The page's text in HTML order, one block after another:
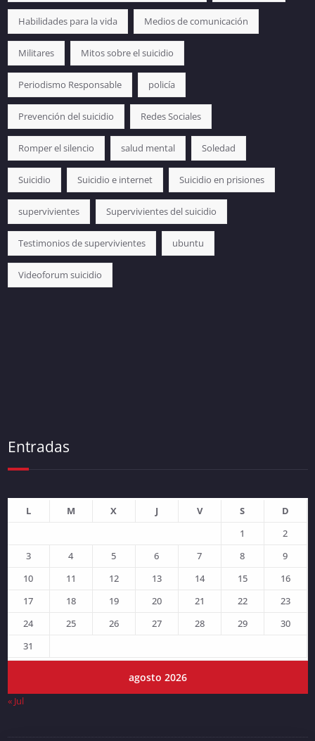
Habilidades para la vida Medios de comunicación
Militares Mitos sobre el suicidio
Periodismo Responsable policía
Prevención del suicidio Redes Sociales
Romper el silencio salud mental Soledad
Suicidio Suicidio e internet Suicidio en prisiones
supervivientes Supervivientes del suicidio
Testimonios de supervivientes ubuntu
Videoforum suicidio
Entradas
agosto 2026
L M X J V S
D
1
2
3
4 5 6 7 8
9
10
11 12 13 14 15
16
17
18 19 20 21 22
23
24
25 26 27 28 29
30
31
« Jul